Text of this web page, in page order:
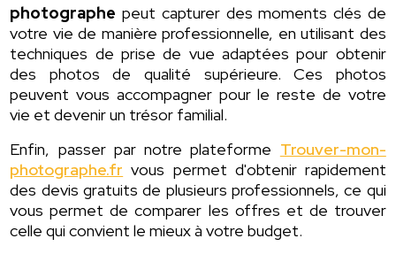
photographe peut capturer des moments clés de
votre vie de manière professionnelle, en utilisant des
techniques de prise de vue adaptées pour obtenir
des photos de qualité supérieure. Ces photos
peuvent vous accompagner pour le reste de votre
vie et devenir un trésor familial.
Enfin, passer par notre plateforme Trouver-mon-
photographe.fr vous permet d'obtenir rapidement
des devis gratuits de plusieurs professionnels, ce qui
vous permet de comparer les offres et de trouver
celle qui convient le mieux à votre budget.